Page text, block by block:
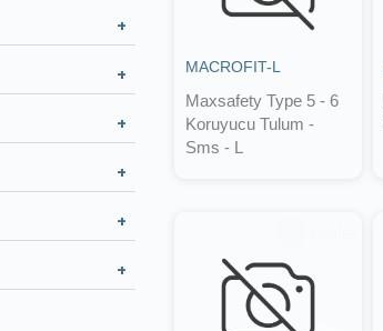
MACROFIT-L
Maxsafety Type 5 - 6
Koruyucu Tulum -
Sms - L